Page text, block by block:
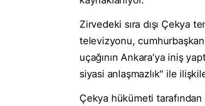
Zirvedeki sıra dışı Çekya
televizyonu,
uçağının Ankara’ya iniş
siyasi anlaşmazlık" ile
Çekya hükümeti tarafından